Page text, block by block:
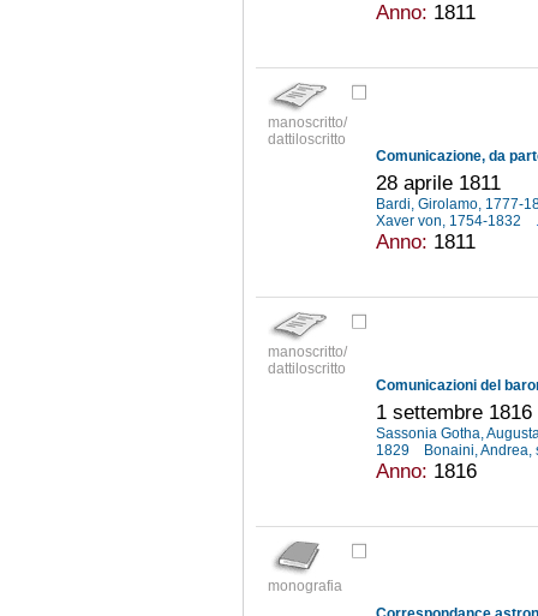
Anno: 1811
manoscritto/
dattiloscritto
28 aprile 1811
Bardi, Girolamo, 1777-
Xaver von, 1754-1832
Anno: 1811
manoscritto/
dattiloscritto
1 settembre
Sassonia Gotha,
1829
Bonaini, Andrea,
Anno: 1816
monografia